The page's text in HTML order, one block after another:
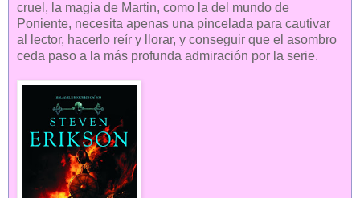
cruel, la magia de Martin, como la del mundo de
Poniente, necesita apenas una pincelada para cautivar
al lector, hacerlo reír y llorar, y conseguir que el asombro
ceda paso a la más profunda admiración por la serie.